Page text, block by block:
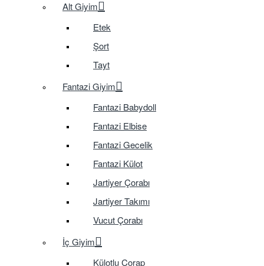
Alt Giyim
Etek
Şort
Tayt
Fantazi Giyim
Fantazi Babydoll
Fantazi Elbise
Fantazi Gecelik
Fantazi Külot
Jartiyer Çorabı
Jartiyer Takımı
Vucut Çorabı
İç Giyim
Külotlu Çorap